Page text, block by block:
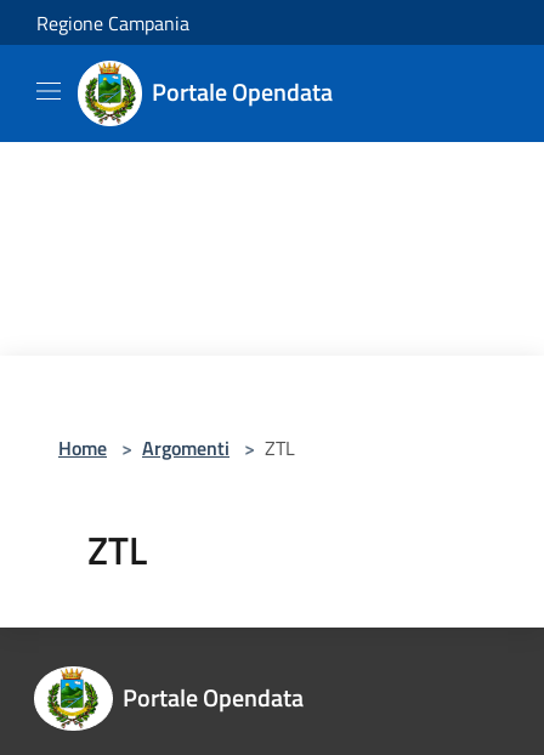
Salta al contenuto principale
Regione Campania
Portale Opendata
Home > Argomenti > ZTL
ZTL
Portale Opendata